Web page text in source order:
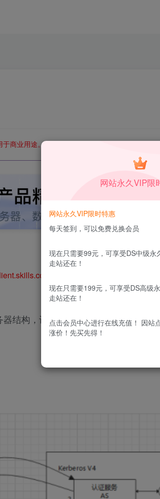
商业用途。如有侵权、不妥之处，请第一时间联
结构，认证服务器的功能式实现用户
网站永久VIP限
网站永久VIP限时特惠
每天签到，可以免费兑换会员
现在只需要99元，可享受DS中级永
走站还在！
现在只需要199元，可享受DS高级
走站还在！
点击会员中心进行在线充值！ 因站
涨价！先买先得！